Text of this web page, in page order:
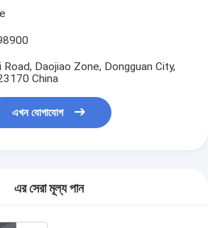
Road, Daojiao Zone, Dongguan City,
China
এখন যোগাযোগ
এর সেরা মূল্য পান